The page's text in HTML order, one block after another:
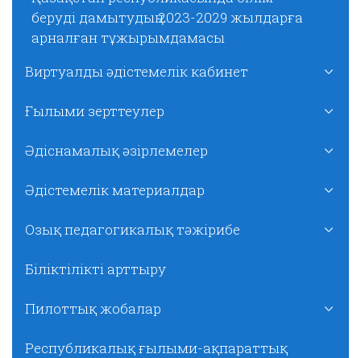
беруді дамытудың 2023-2029 жылдарға
арналған тұжырымдамасы
Виртуалды әдістемелік кабинет
Ғылыми зерттеулер
Әдіснамалық әзірлемелер
Әдістемелік материалдар
Озық педагогикалық тәжірибе
Біліктілікті арттыру
Пилоттық жобалар
Республикалық ғылыми-ақпараттық